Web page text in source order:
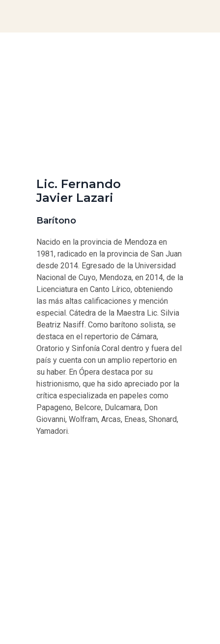
Lic. Fernando
Javier Lazari
Barítono
Nacido en la provincia de Mendoza en
1981, radicado en la provincia de San Juan
desde 2014. Egresado de la Universidad
Nacional de Cuyo, Mendoza, en 2014, de la
Licenciatura en Canto Lírico, obteniendo
las más altas calificaciones y mención
especial. Cátedra de la Maestra Lic. Silvia
Beatriz Nasiff. Como barítono solista, se
destaca en el repertorio de Cámara,
Oratorio y Sinfonía Coral dentro y fuera del
país y cuenta con un amplio repertorio en
su haber. En Ópera destaca por su
histrionismo, que ha sido apreciado por la
crítica especializada en papeles como
Papageno, Belcore, Dulcamara, Don
Giovanni, Wolfram, Arcas, Eneas, Shonard,
Yamadori.